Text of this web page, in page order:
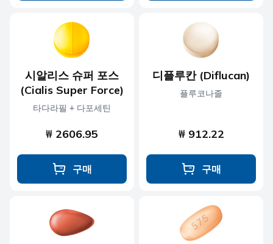
시알리스 슈퍼 포스
(Cialis Super Force)
타다라필 + 다포세틴
₩ 2606.95
구매
디플루칸 (Diflucan)
플루코나졸
₩ 912.22
구매